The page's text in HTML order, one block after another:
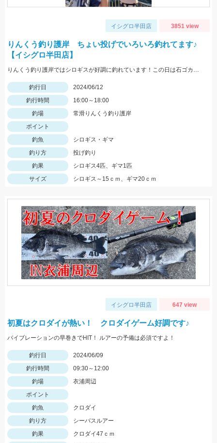
イシグロ半田店 3851 view
りんくう釣り護岸 ちょい投げでいろいろ釣れてます♪
【イシグロ半田店】
りんくう釣り護岸ではシロギスが好調に釣れています！この日は石ゴカイが良かったですが、ゴールドイソメが良い日もありますよ！
釣行日
2024/06/12
釣行時間
16:00～18:00
釣場
常滑りんくう釣り護岸
ポイント
釣魚
シロギス・ギマ
釣り方
投げ釣り
釣果
シロギス4匹、ギマ1匹
サイズ
シロギス～15ｃｍ、ギマ20ｃｍ
イシグロ半田店 647 view
初夏はクロダイが熱い！ クロダイゲーム好調です♪
バイブレーションの早巻きでHIT！ ルアーの予備は必須ですよ！
釣行日
2024/06/09
釣行時間
09:30～12:00
釣場
衣浦周辺
ポイント
釣魚
クロダイ
釣り方
シーバスルアー
釣果
クロダイ47ｃｍ